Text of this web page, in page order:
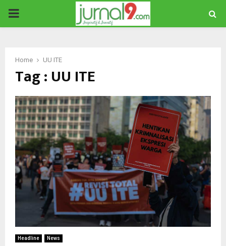
PRIMARY
Home UU ITE
Tag : UU ITE
Headline News